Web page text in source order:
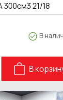
300см3 21/18
В
В